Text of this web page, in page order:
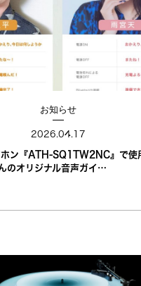
お知らせ
2026.04.17
ホン『ATH-SQ1TW2NC』で使
のオリジナル音声ガイ…